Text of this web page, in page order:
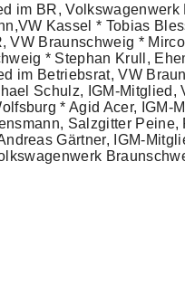
BR,
Kassel * Tobias
Braunschweig *
* Stephan Krull,
im Betriebsrat, VW
Schulz, IGM-
* Agid Acer,
Salzgitter
Gärtner, IGM-